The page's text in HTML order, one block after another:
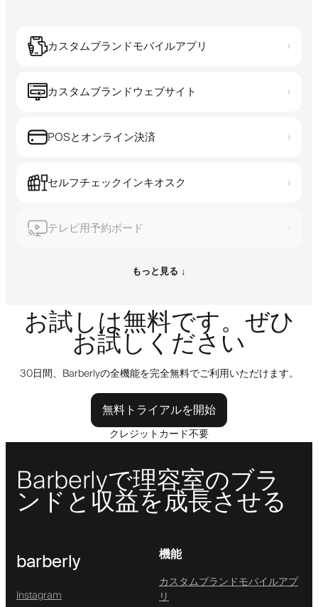
カスタムブランドモバイルアプリ ›
カスタムブランドウェブサイト ›
POSとオンライン決済 ›
セルフチェックインキオスク ›
テレビ用予約ボード ›
もっと見る ↓
お試しは無料です。ぜひ
お試しください
30日間、Barberlyの全機能を完全無料でご利用いただけます。
無料トライアルを開始
クレジットカード不要
Barberlyで理容室のブラ
ンドと収益を成長させる
barberly
Instagram
機能
カスタムブランドモバイルアプ
リ